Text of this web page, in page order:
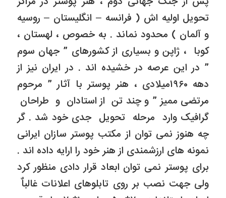
تحویل اولیه اش ( فرانسه – انگلیستان – روسیه
و آلمان ) محدود نماند . به خصوص ، لهستان ،
کوبا ، ژاپن و بسیاری از کشورهای ” جهان سوم
” در این عرصه در خشیده اند . در ایران نیز از
دهه ۱۹۶۰میلادی ، هنر پوستر با آثار ” مرحوم
مرتضی ممیز ” و چند تن از استادان و طراحان
گرافیک وارد مرحله تحویل جدی خود شد . گر
چه هنوز نمی توان از مکتب پوستر سازان ایرانی
نمونه های ارزشمندی از هنر خود را ارایه داده اند .
برای پوستر نمی توان ابعاد قرار دادی منظور کرد
ولی جهت نصب بر روی تابلوهای اعلانات غالباٌ